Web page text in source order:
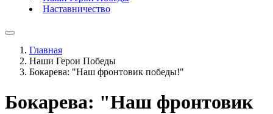
Наставничество
Главная
Наши Герои Победы
Бокарева: "Наш фронтовик победы!"
Бокарева: "Наш фронтовик